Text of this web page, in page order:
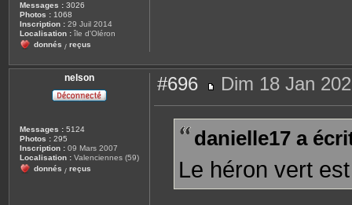
Messages : 3026
Photos : 1068
Inscription : 29 Juil 2014
Localisation : île d'Oléron
donnés / reçus
nelson
Messages : 5124
Photos : 295
Inscription : 09 Mars 2007
Localisation : Valenciennes (59)
donnés / reçus
#696
e
g
Dim 18 Jan
danielle17 a
Le héron vert